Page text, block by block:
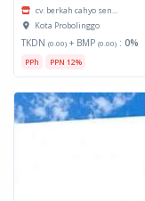
cv. berkah cahyo sen...
Kota Probolinggo
TKDN (0.00) + BMP (0.00) : 0%
PPh PPN 12%